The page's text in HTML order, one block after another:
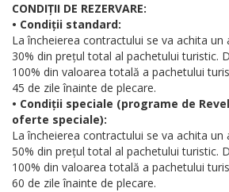
CONDIȚII DE REZERVARE:
• Condiții standard:
La încheierea contractului se va achita un
30% din prețul total al pachetului turistic.
100% din valoarea totală a pachetului
45 de zile înainte de plecare.
• Condiții speciale (programe de
oferte speciale):
La încheierea contractului se va achita un
50% din prețul total al pachetului turistic.
100% din valoarea totală a pachetului
60 de zile înainte de plecare.